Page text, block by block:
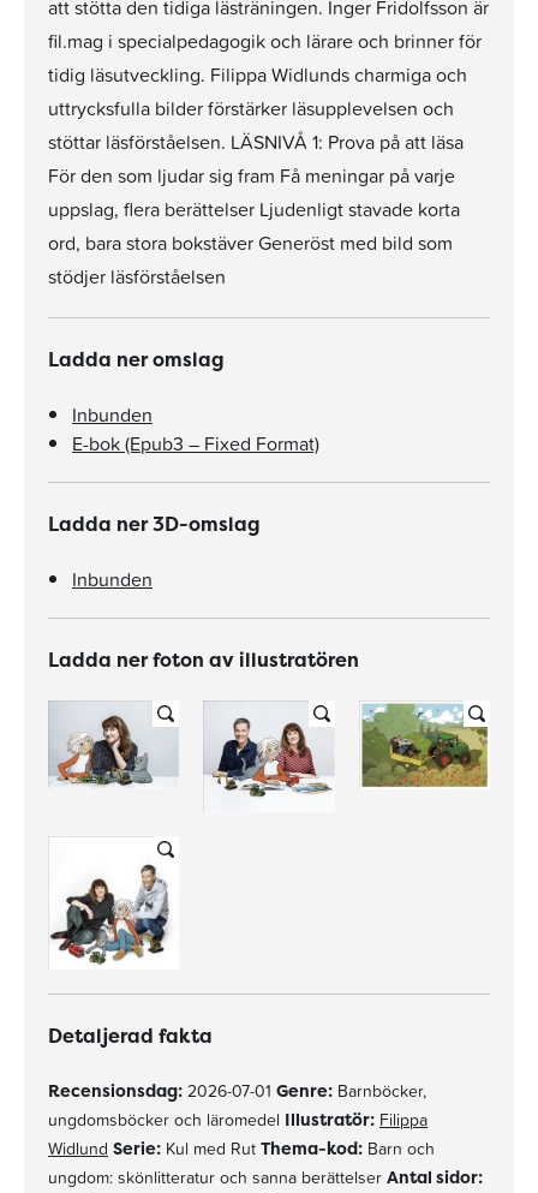
att stötta den tidiga lästräningen. Inger Fridolfsson är
fil.mag i specialpedagogik och lärare och brinner för
tidig läsutveckling. Filippa Widlunds charmiga och
uttrycksfulla bilder förstärker läsupplevelsen och
stöttar läsförståelsen. LÄSNIVÅ 1: Prova på att läsa
För den som ljudar sig fram Få meningar på varje
uppslag, flera berättelser Ljudenligt stavade korta
ord, bara stora bokstäver Generöst med bild som
stödjer läsförståelsen
Ladda ner omslag
Inbunden
E-bok (Epub3 – Fixed Format)
Ladda ner 3D-omslag
Inbunden
Ladda ner foton av illustratören
Detaljerad fakta
Recensionsdag: 2026-07-01 Genre: Barnböcker,
ungdomsböcker och läromedel Illustratör: Filippa
Widlund Serie: Kul med Rut Thema-kod: Barn och
ungdom: skönlitteratur och sanna berättelser Antal sidor: